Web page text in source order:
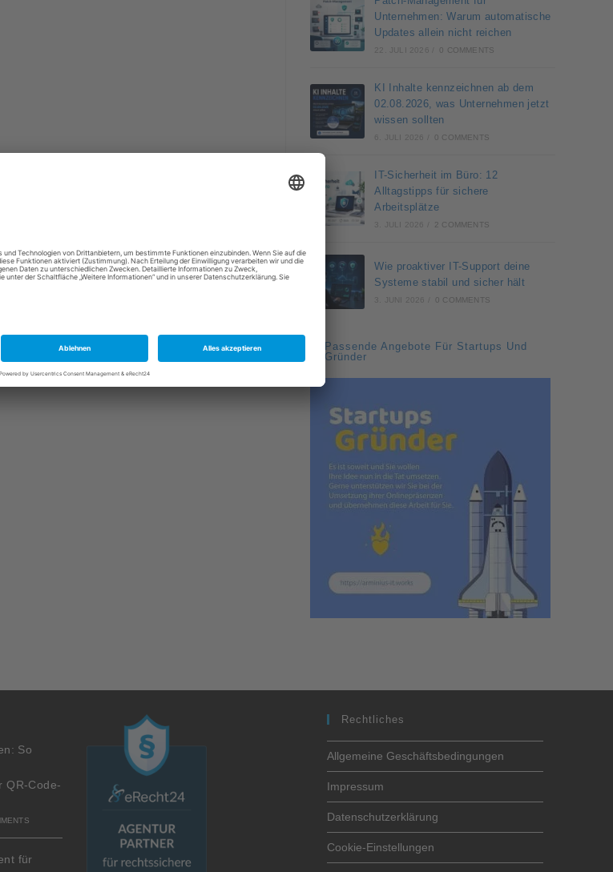
Unternehmen: Warum automatische
Updates allein nicht reichen
22. JULI 2026 0 COMMENTS
KI Inhalte kennzeichnen ab dem
02.08.2026, was Unternehmen jetzt
wissen sollten
6. JULI 2026 0 COMMENTS
IT-Sicherheit im Büro: 12
Alltagstipps für sichere
Arbeitsplätze
3. JULI 2026 2 COMMENTS
Wie proaktiver IT-Support deine
Systeme stabil und sicher hält
3. JUNI 2026 0 COMMENTS
Passende Angebote Für Startups Und
Gründer
So
QR-Code-
für
Rechtliches
Allgemeine Geschäftsbedingungen
Impressum
Datenschutzerklärung
Cookie-Einstellungen